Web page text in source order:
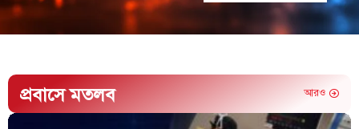
প্রবাসে মতলব আরও